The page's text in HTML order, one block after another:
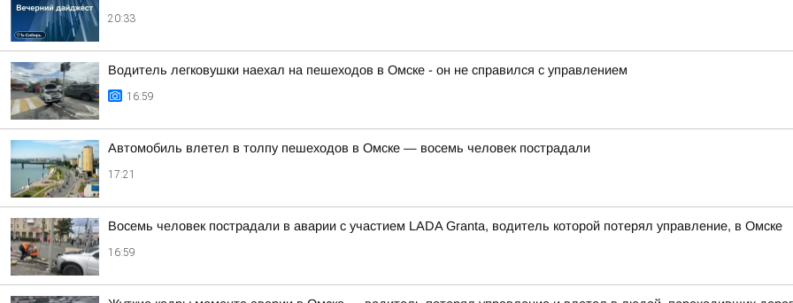
20:33
Водитель легковушки наехал на пешеходов в Омске - он не справился с управлением
16:59
Автомобиль влетел в толпу пешеходов в Омске — восемь человек пострадали
17:21
Восемь человек пострадали в аварии с участием LADA Granta, водитель которой потерял управление, в Омске
16:59